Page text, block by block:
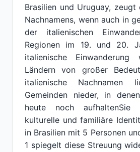
Brasilien und Uruguay, zeugt
Nachnamens, wenn auch in
der italienischen
Regionen im 19. und 20.
italienische
Ländern von großer
italienische
Gemeinden nieder, in
heute noch aufhaltenSie
kulturelle und familiäre
in Brasilien mit 5 Personen
1 spiegelt diese Streuung